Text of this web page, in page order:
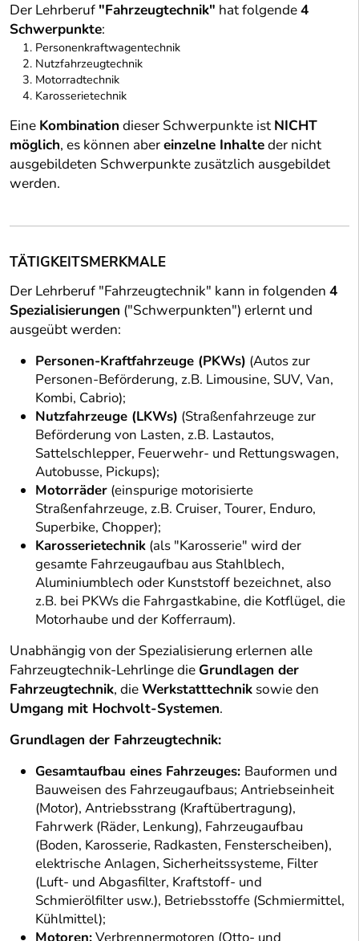
Der Lehrberuf "Fahrzeugtechnik" hat folgende4
Schwerpunkte:
Personenkraftwagentechnik
Nutzfahrzeugtechnik
Motorradtechnik
Karosserietechnik
Eine Kombination dieser Schwerpunkte istNICHT
möglich, es können abereinzelne Inhalteder nicht
ausgebildeten Schwerpunkte zusätzlich ausgebildet
werden.
TÄTIGKEITSMERKMALE
Der Lehrberuf "Fahrzeugtechnik" kann in folgenden 4
Spezialisierungen ("Schwerpunkten") erlernt und
ausgeübt werden:
Personen-Kraftfahrzeuge (PKWs) (Autos zur
Personen-Beförderung, z.B. Limousine, SUV, Van,
Kombi, Cabrio);
Nutzfahrzeuge (LKWs) (Straßenfahrzeuge zur
Beförderung von Lasten, z.B. Lastautos,
Sattelschlepper, Feuerwehr- und Rettungswagen,
Autobusse, Pickups);
Motorräder (einspurige motorisierte
Straßenfahrzeuge, z.B. Cruiser, Tourer, Enduro,
Superbike, Chopper);
Karosserietechnik (als "Karosserie" wird der
gesamte Fahrzeugaufbau aus Stahlblech,
Aluminiumblech oder Kunststoff bezeichnet, also
z.B. bei PKWs die Fahrgastkabine, die Kotflügel, die
Motorhaube und der Kofferraum).
Unabhängig von der Spezialisierung erlernen alle
Fahrzeugtechnik-Lehrlinge die Grundlagen der
Fahrzeugtechnik, dieWerkstatttechnik sowie den
Umgang mit Hochvolt-Systemen.
Grundlagen der Fahrzeugtechnik:
Gesamtaufbau eines Fahrzeuges: Bauformen und
Bauweisen des Fahrzeugaufbaus; Antriebseinheit
(Motor), Antriebsstrang (Kraftübertragung),
Fahrwerk (Räder, Lenkung), Fahrzeugaufbau
(Boden, Karosserie, Radkasten, Fensterscheiben),
elektrische Anlagen, Sicherheitssysteme, Filter
(Luft- und Abgasfilter, Kraftstoff- und
Schmierölfilter usw.), Betriebsstoffe (Schmiermittel,
Kühlmittel);